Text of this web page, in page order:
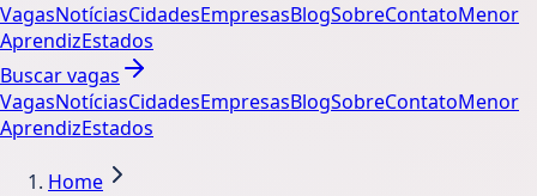
VagasNotíciasCidadesEmpresasBlogSobreContatoMenor
AprendizEstados
Buscar vagas
VagasNotíciasCidadesEmpresasBlogSobreContatoMenor
AprendizEstados
Home